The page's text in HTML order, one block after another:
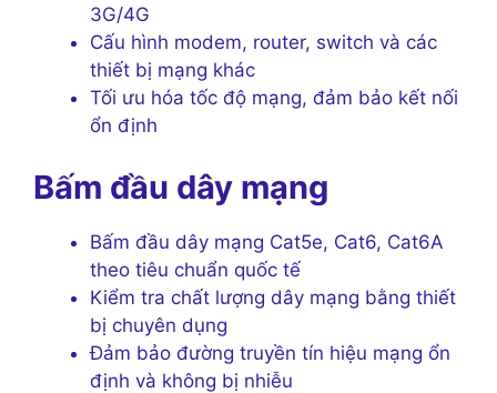
3G/4G
Cấu hình modem, router, switch và các
thiết bị mạng khác
Tối ưu hóa tốc độ mạng, đảm bảo kết nối
ổn định
Bấm đầu dây mạng
Bấm đầu dây mạng Cat5e, Cat6, Cat6A
theo tiêu chuẩn quốc tế
Kiểm tra chất lượng dây mạng bằng thiết
bị chuyên dụng
Đảm bảo đường truyền tín hiệu mạng ổn
định và không bị nhiễu